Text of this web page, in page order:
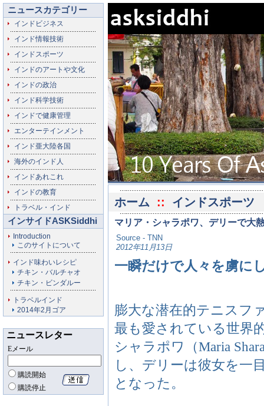
ニュースカテゴリー
インドビジネス
インド情報技術
インドスポーツ
インドのアートや文化
インドの政治
インド科学技術
インドで健康管理
エンターテインメント
インド亜大陸各国
海外のインド人
インドあれこれ
インドの教育
トラベル・インド
インサイドASKSiddhi
Introduction
このサイトについて
インド味わいレシピ
チキン・バルチャオ
チキン・ビンダルー
トラベルインド
2014年2月ゴア
ニュースレター
Eメール
購読開始
購読停止
ホーム :: インドスポーツ
マリア・シャラポワ、デリーで大
Source - TNN
2012年11月13日
一瞬だけで人々を虜に
膨大な潜在的テニスフ
最も愛されている世界
シャラポワ（Maria
し、デリーは彼女を一
となった。